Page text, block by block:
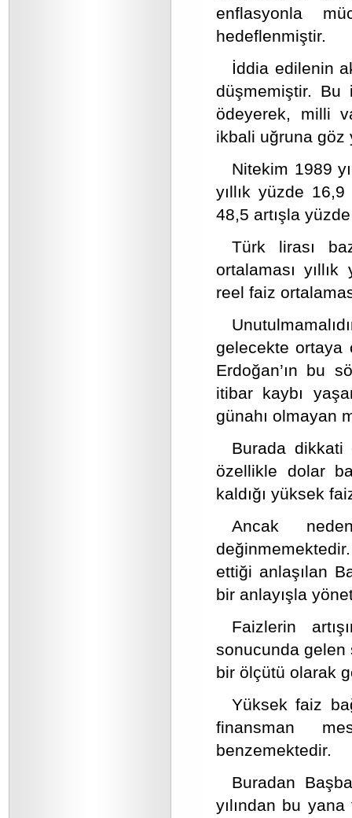
enflasyonla
hedeflenmiştir.
İddia edilenin
düşmemiştir. Bu
ödeyerek, milli
ikbali uğruna göz
Nitekim 1989
yıllık yüzde
48,5 artışla yüzde
Türk lirası
ortalaması
reel faiz
gelecekte ortaya
Erdoğan’ın bu
itibar kaybı
günahı olmayan
Burada dikkati
özellikle dolar
kaldığı yüksek
Ancak
ettiği anlaşılan
bir anlayışla
Faizlerin
sonucunda gelen
bir ölçütü olarak
Yüksek faiz
finansman
benzemektedir.
Buradan
yılından bu